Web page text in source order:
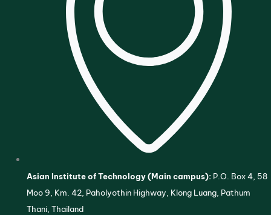
Asian Institute of Technology (Main campus):P.O. Box 4, 58
Moo 9, Km. 42, Paholyothin Highway, Klong Luang, Pathum
Thani, Thailand